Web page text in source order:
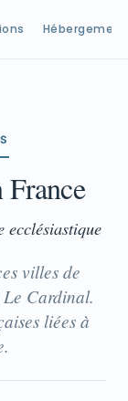
Hébergement
France
ecclésiastique
villes de
Cardinal.
liées à